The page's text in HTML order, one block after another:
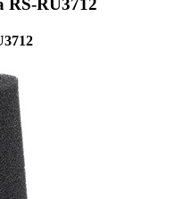
RS-RU3712